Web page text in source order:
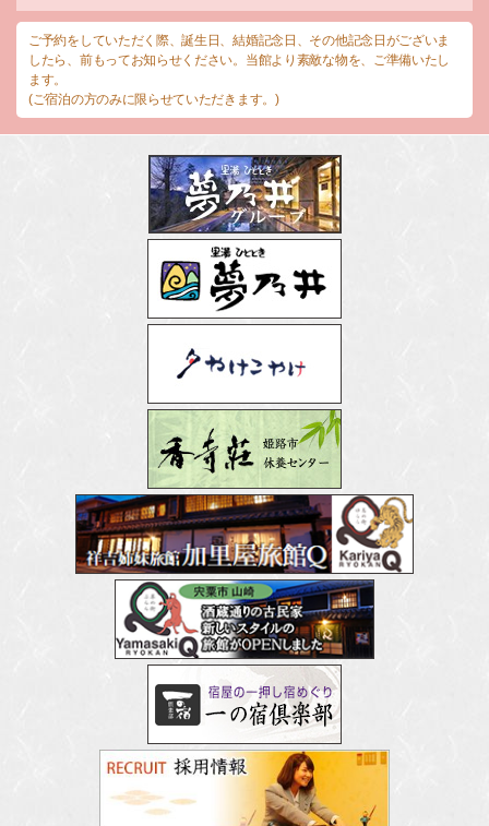
ご予約をしていただく際、誕生日、結婚記念日、その他記念日がございま
したら、前もってお知らせください。当館より素敵な物を、ご準備いたし
ます。
(ご宿泊の方のみに限らせていただきます。)